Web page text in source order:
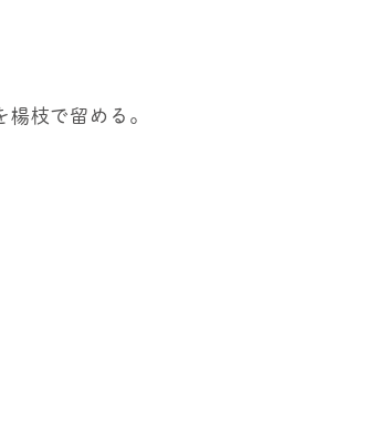
枝で留める。